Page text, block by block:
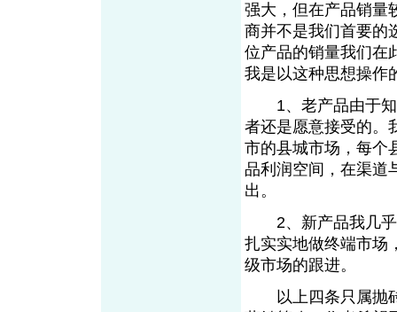
强大，但在产品销量
商并不是我们首要的
位产品的销量我们在
我是以这种思想操
1、老产品由于知
者还是愿意接受的。
市的县城市场，每个
品利润空间，在渠道
出。
2、新产品我几乎
扎实实地做终端市场
级市场的跟进。
以上四条只属抛砖